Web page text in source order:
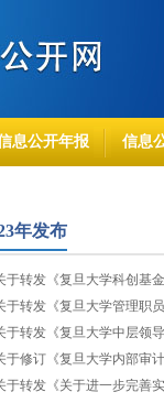
息公开年报 信息
年发布
于转发《复旦大学科创基
于转发《复旦大学管理职
于转发《复旦大学中层领
于修订《复旦大学内部审
于转发《关于进一步完善